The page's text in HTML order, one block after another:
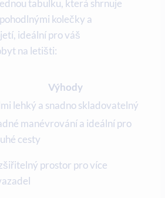
tabulku, která shrnuje
kolečky a
ideální pro váš
na letišti:
Výhody
lehký a snadno skladovatelný
manévrování a ideální pro
cesty
prostor pro více